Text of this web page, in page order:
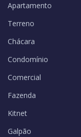
Apartamento
Terreno
Chácara
Condomínio
Comercial
Fazenda
Kitnet
Galpão